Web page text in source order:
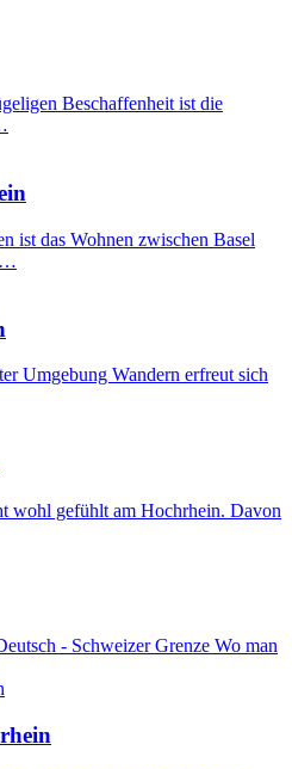
Beschaffenheit ist die
ist das Wohnen zwischen Basel
Umgebung Wandern erfreut sich
wohl gefühlt am Hochrhein. Davon
- Schweizer Grenze Wo man